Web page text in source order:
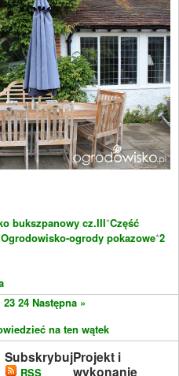
bukszpanowy cz.III*Część
Ogrodowisko-ogrody pokazowe*2
23 24 Następna »
na ten wątek
Subskrybuj
RSS
Projekt i
wykonanie